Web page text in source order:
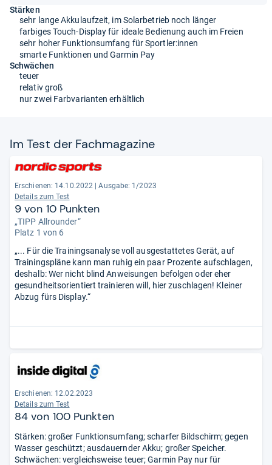
Stärken
sehr lange Akkulaufzeit, im Solarbetrieb noch länger
farbiges Touch-Display für ideale Bedienung auch im Freien
sehr hoher Funktionsumfang für Sportler:innen
smarte Funktionen und Garmin Pay
Schwächen
teuer
relativ groß
nur zwei Farbvarianten erhältlich
Im Test der Fach­ma­ga­zine
Erschienen: 14.10.2022 | Ausgabe: 1/2023
Details zum Test
9 von 10 Punkten
„TIPP Allrounder“
Platz 1 von 6
„... Für die Trainingsanalyse voll ausgestattetes Gerät, auf
Trainingspläne kann man ruhig ein paar Prozente aufschlagen,
deshalb: Wer nicht blind Anweisungen befolgen oder eher
gesundheitsorientiert trainieren will, hier zuschlagen! Kleiner
Abzug fürs Display.“
Erschienen: 12.02.2023
Details zum Test
84 von 100 Punkten
Stärken: großer Funktionsumfang; scharfer Bildschirm; gegen
Wasser geschützt; ausdauernder Akku; großer Speicher.
Schwächen: vergleichsweise teuer; Garmin Pay nur für